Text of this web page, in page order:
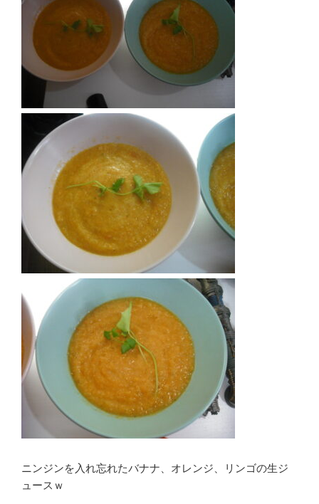
ニンジンを入れ忘れたバナナ、オレンジ、リンゴの生ジ
ュースｗ